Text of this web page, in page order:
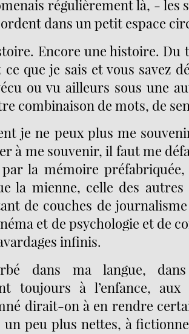
régulièrement là, - les
dans un petit espace
Encore une histoire.
que je sais et vous savez
ou vu ailleurs sous une
combinaison de mots, de
je ne peux plus me
à me souvenir, il faut me
la mémoire
la mienne, celle des
de couches de
et de psychologie et de
infinis.
dans ma langue,
toujours à l’enfance, aux
dirait-on à en rendre
un peu plus nettes, à